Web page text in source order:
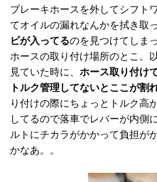
ブレーキホースを外してシフト
てオイルの漏れなんかを拭き取
ビが入ってるのを見つけてしま
ホースの取り付け場所のとこ。
見ていた時に、 ホース取り付け
トルク管理してないとここが割
り付けの際にちょっとトルク高
してるので落車でレバーが内側
ルトにチカラがかかって負担が
かなあ。。